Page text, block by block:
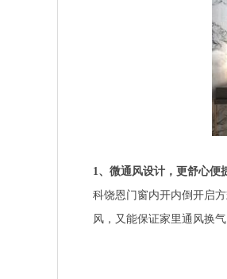
1、微通风设计，更舒心便
科饶恩门窗内开内倒开启
风，又能保证家里通风换